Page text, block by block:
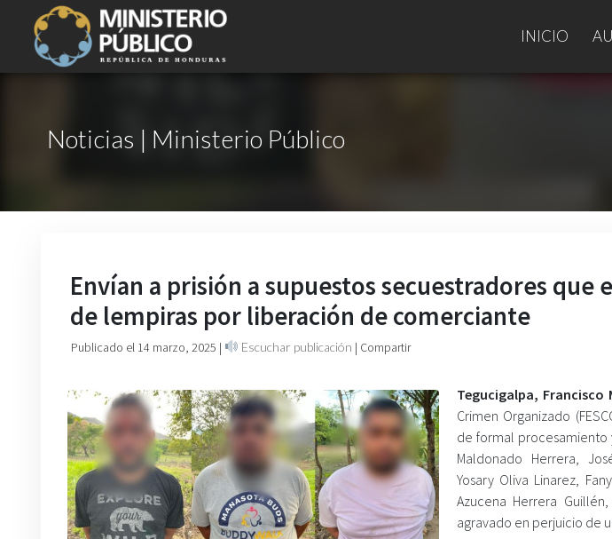
INICIO
Noticias | Ministerio Público
Envían a prisión a supuestos secuestradores que
de lempiras por liberación de comerciante
Publicado el 14 marzo, 2025 | Escuchar publicación | Compartir
Tegucigalpa, Francisco
Crimen Organizado
de formal procesamiento
Maldonado Herrera,
Yosary Oliva Linarez,
Azucena Herrera
agravado en perjuicio de